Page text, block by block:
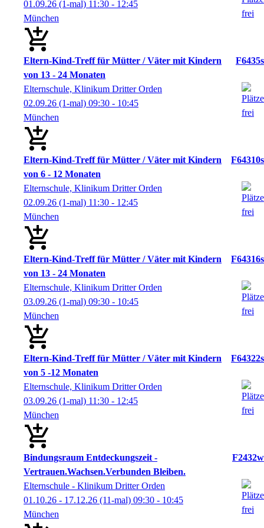
01.09.26 (1-mal) 11:30 - 12:45
München
Eltern-Kind-Treff für Mütter / Väter mit Kindern
von 13 - 24 Monaten
F6435s
Elternschule, Klinikum Dritter Orden
02.09.26 (1-mal) 09:30 - 10:45
München
Eltern-Kind-Treff für Mütter / Väter mit Kindern
von 6 - 12 Monaten
F64310s
Elternschule, Klinikum Dritter Orden
02.09.26 (1-mal) 11:30 - 12:45
München
Eltern-Kind-Treff für Mütter / Väter mit Kindern
von 13 - 24 Monaten
F64316s
Elternschule, Klinikum Dritter Orden
03.09.26 (1-mal) 09:30 - 10:45
München
Eltern-Kind-Treff für Mütter / Väter mit Kindern
von 5 -12 Monaten
F64322s
Elternschule, Klinikum Dritter Orden
03.09.26 (1-mal) 11:30 - 12:45
München
Bindungsraum Entdeckungszeit -
Vertrauen.Wachsen.Verbunden Bleiben.
F2432w
Elternschule - Klinikum Dritter Orden
01.10.26 - 17.12.26 (11-mal) 09:30 - 10:45
München